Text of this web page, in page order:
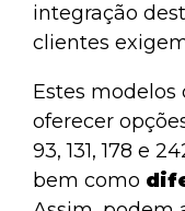
integração
clientes
Estes
oferecer
93, 131, 178 e
bem como